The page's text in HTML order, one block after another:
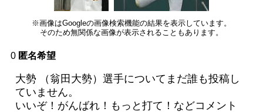
※画像はGoogleの画像検索機能の結果を表示しています。
そのため無関係な画像が表示されることもあります。
0 匿名希望
大勢 （翁田大勢）選手についてまだ誰も投稿し
ていません。
いいぞ！がんばれ！もっと打て！などコメント